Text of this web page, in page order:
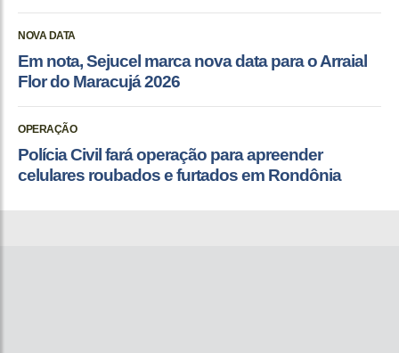
NOVA DATA
Em nota, Sejucel marca nova data para o Arraial
Flor do Maracujá 2026
OPERAÇÃO
Polícia Civil fará operação para apreender
celulares roubados e furtados em Rondônia